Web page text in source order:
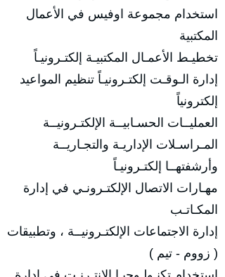
استخدام مجموعة اوفيس في الأعمال
المكتبية
تخطيـط الأعمـال المكتبيـة إلكتـرونيـاً
إدارة الـوقـت إلكتـرونيـاً تنظيم المواعيد
إلكترونياً
العمليــات الحسـابيــة الإلكتـرونيــة
المـراسـلات الإداريـة والتجـاريــة
وأرشفتهــا إلكتـرونيـاً
مهـارات الاتصال الإلكتـرونـي في إدارة
المكـاتـب
إدارة الاجتماعات الإلكتـرونيــة ، وتطبيقات
( زووم - تيم )